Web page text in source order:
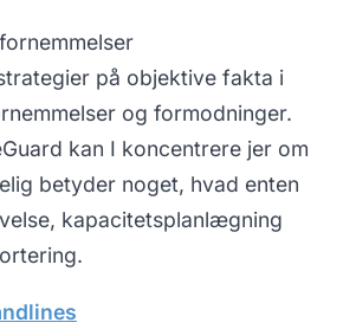
på objektive fakta i
og formodninger.
kan I koncentrere jer om
betyder noget, hvad enten
kapacitetsplanlægning